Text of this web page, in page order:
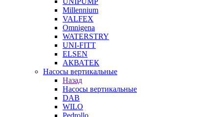
Millennium
VALFEX
Omnigena
WATERSTRY
UNI-FITT
ELSEN
АКВАТЕК
Насосы вертикальные
Назад
Насосы вертикальные
DAB
WILO
Pedrollo